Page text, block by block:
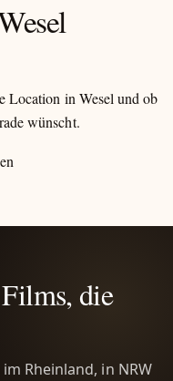
Location in Wesel und ob
wünscht.
die
Rheinland, in NRW